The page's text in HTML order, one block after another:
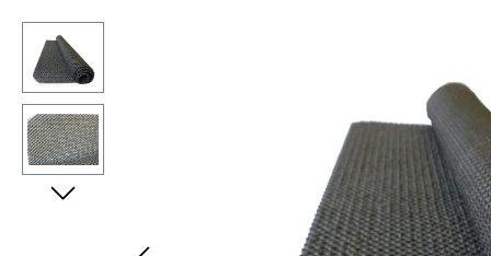
Bildergalerie überspringen